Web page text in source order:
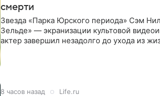
смерти
Звезда «Парка Юрского периода» Сэм
Зельде» — экранизации культовой
актер завершил незадолго до ухода из
8 часов назад Life.ru